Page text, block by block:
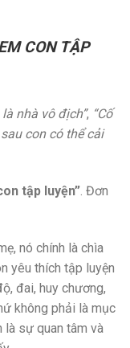
CON TẬP
là nhà vô địch”, “Cố
con có thể cải
tập luyện”. Đơn
nó chính là chìa
yêu thích tập luyện
đai, huy chương,
không phải là mục
là sự quan tâm và